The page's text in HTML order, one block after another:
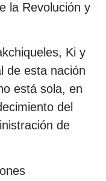
la Revolución y
Ki y
de esta nación
está sola, en
del
de